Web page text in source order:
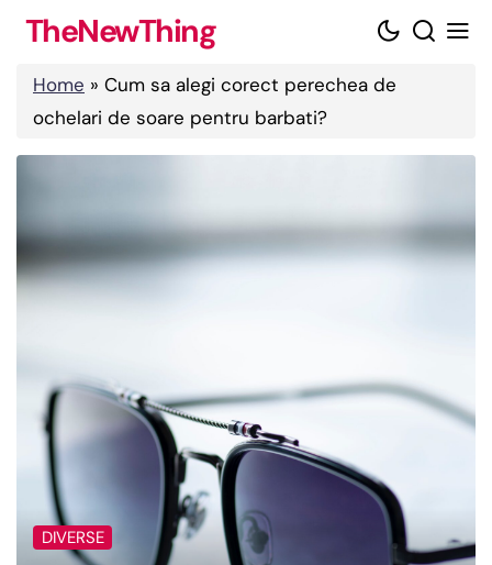
Skip
content
TheNewThing
Home » Cum sa alegi corect perechea de
ochelari de soare pentru barbati?
DIVERSE